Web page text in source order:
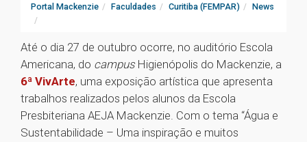
Portal Mackenzie Faculdades Curitiba (FEMPAR) News
Até o dia 27 de outubro ocorre, no auditório Escola
Americana, do campus Higienópolis do Mackenzie, a
6ª VivArte, uma exposição artística que apresenta
trabalhos realizados pelos alunos da Escola
Presbiteriana AEJA Mackenzie. Com o tema “Água e
Sustentabilidade – Uma inspiração e muitos